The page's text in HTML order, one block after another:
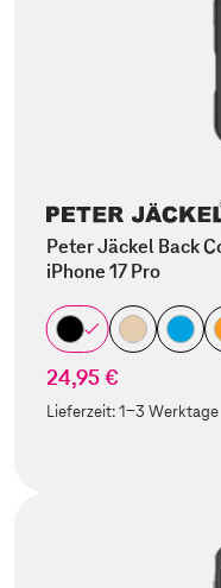
Peter Jäckel Back
iPhone 17 Pro
24,95 €
Lieferzeit:1-3 Werktage